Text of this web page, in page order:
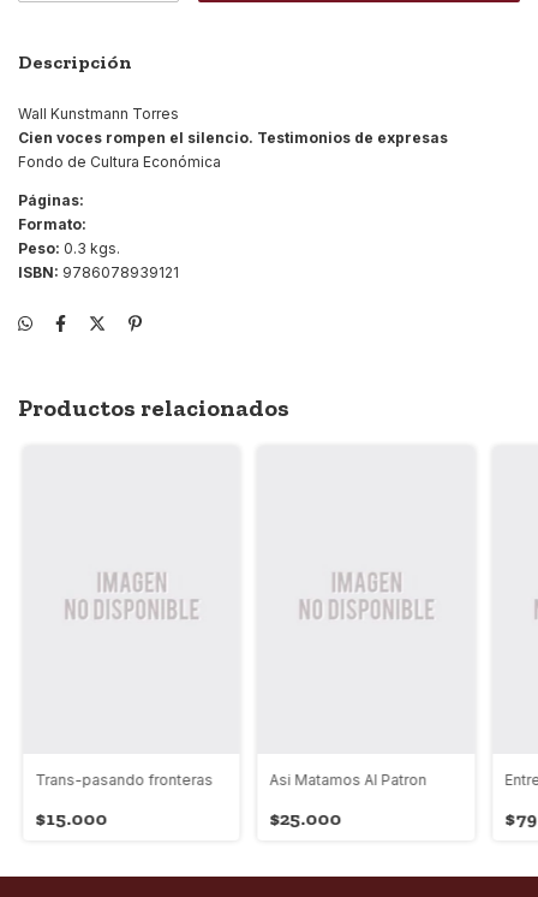
Descripción
Wall Kunstmann Torres
Cien voces rompen el silencio. Testimonios de expresas
Fondo de Cultura Económica
Páginas:
Formato:
Peso: 0.3 kgs.
ISBN: 9786078939121
Productos relacionados
Trans-pasando fronteras
$15.000
Asi Matamos Al Patron
$25.000